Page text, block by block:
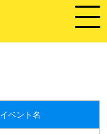
イベント名